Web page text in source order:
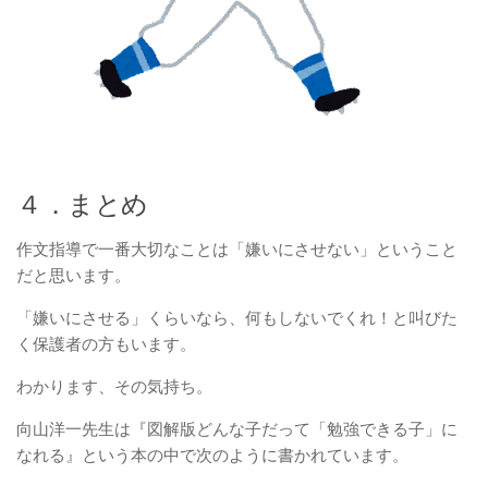
４．まとめ
作文指導で一番大切なことは「嫌いにさせない」ということ
だと思います。
「嫌いにさせる」くらいなら、何もしないでくれ！と叫びた
く保護者の方もいます。
わかります、その気持ち。
向山洋一先生は『図解版どんな子だって「勉強できる子」に
なれる』という本の中で次のように書かれています。